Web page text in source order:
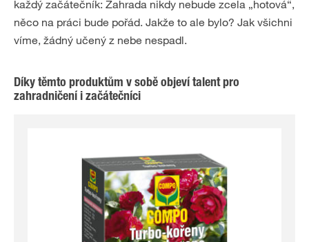
každý začátečník: Zahrada nikdy nebude zcela „hotová“,
něco na práci bude pořád. Jakže to ale bylo? Jak všichni
víme, žádný učený z nebe nespadl.
Díky těmto produktům v sobě objeví talent pro
zahradničení i začátečníci